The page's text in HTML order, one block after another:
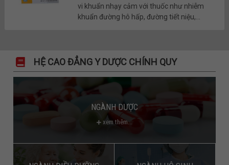
vi khuẩn nhạy cảm với thuốc như nhiễm
khuẩn đường hô hấp, đường tiết niệu,...
HỆ CAO ĐẲNG Y DƯỢC CHÍNH QUY
NGÀNH DƯỢC
xem thêm...